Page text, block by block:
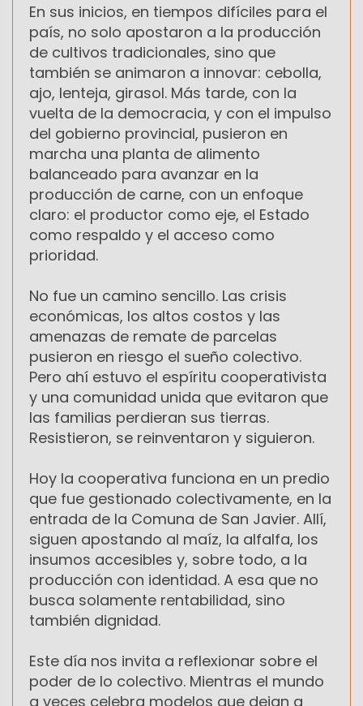
En sus inicios, en tiempos difíciles para el
país, no solo apostaron a la producción
de cultivos tradicionales, sino que
también se animaron a innovar: cebolla,
ajo, lenteja, girasol. Más tarde, con la
vuelta de la democracia, y con el impulso
del gobierno provincial, pusieron en
marcha una planta de alimento
balanceado para avanzar en la
producción de carne, con un enfoque
claro: el productor como eje, el Estado
como respaldo y el acceso como
prioridad.
No fue un camino sencillo. Las crisis
económicas, los altos costos y las
amenazas de remate de parcelas
pusieron en riesgo el sueño colectivo.
Pero ahí estuvo el espíritu cooperativista
y una comunidad unida que evitaron que
las familias perdieran sus tierras.
Resistieron, se reinventaron y siguieron.
Hoy la cooperativa funciona en un predio
que fue gestionado colectivamente, en la
entrada de la Comuna de San Javier. Allí,
siguen apostando al maíz, la alfalfa, los
insumos accesibles y, sobre todo, a la
producción con identidad. A esa que no
busca solamente rentabilidad, sino
también dignidad.
Este día nos invita a reflexionar sobre el
poder de lo colectivo. Mientras el mundo
a veces celebra modelos que dejan a